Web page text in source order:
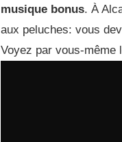
musique bonus. À
aux peluches: vous
Voyez par vous-même